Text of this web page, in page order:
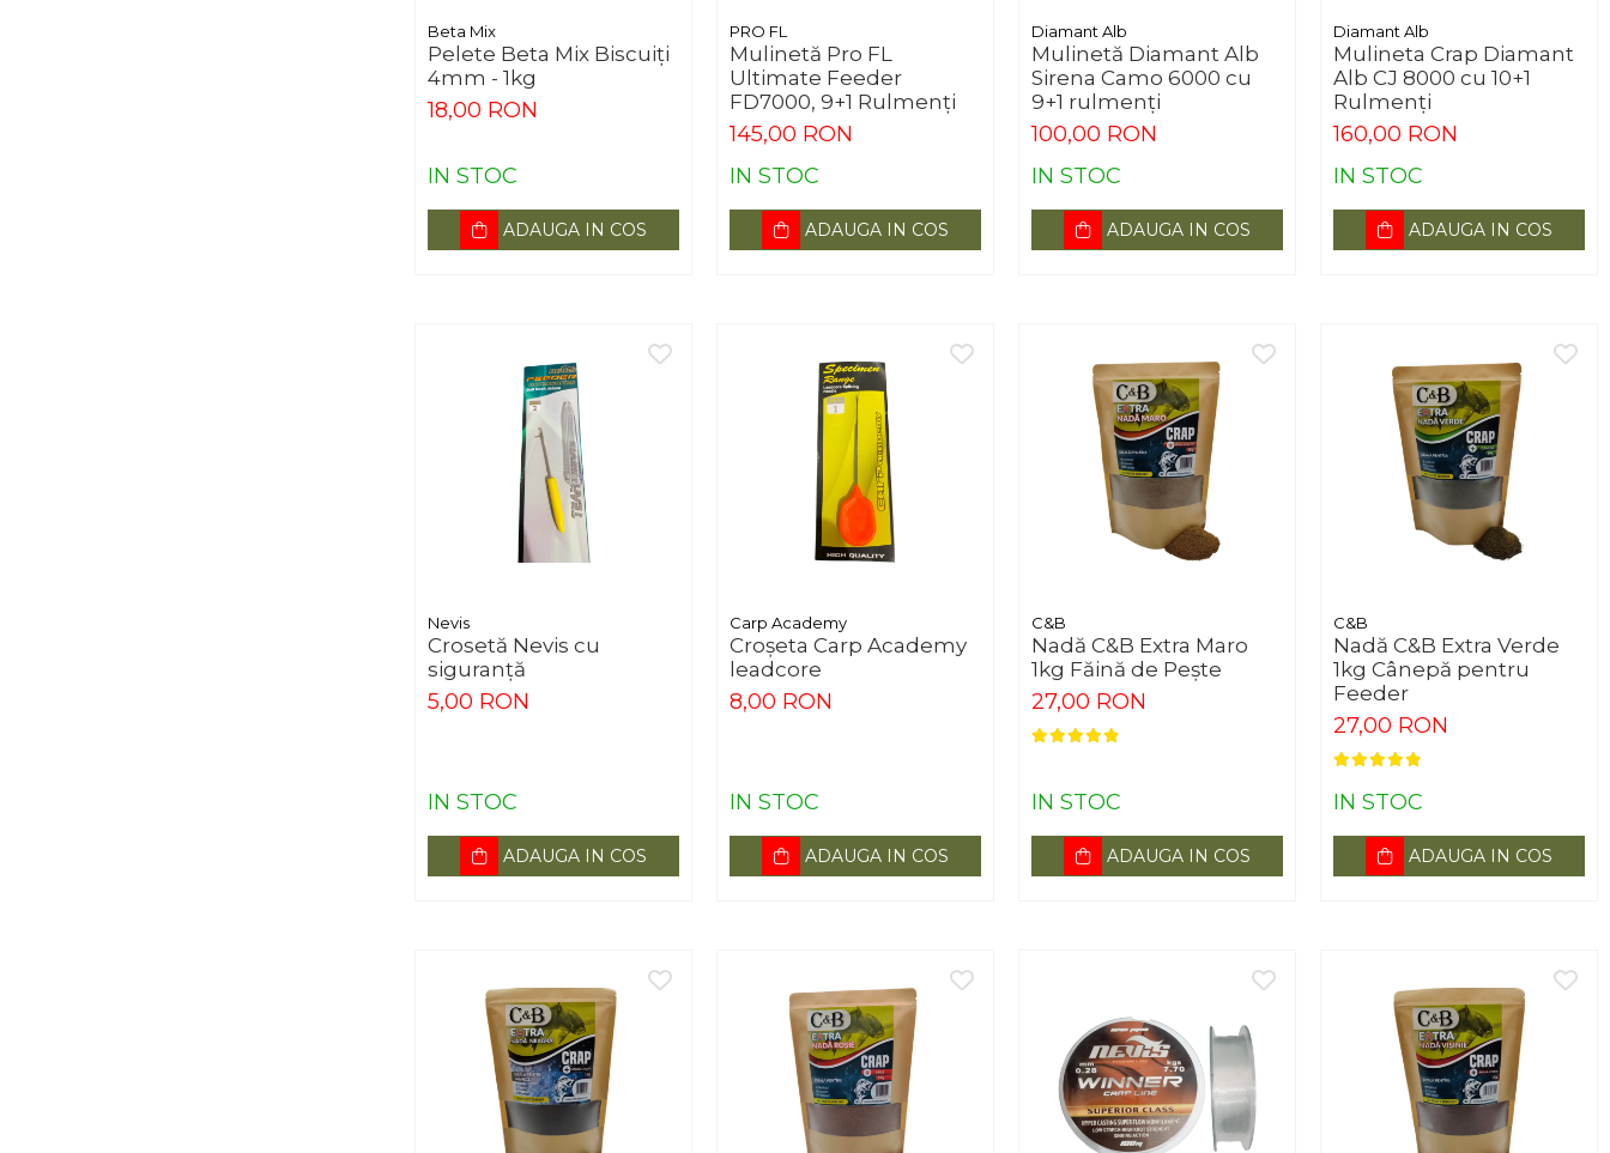
Beta Mix
Pelete Beta Mix Biscuiți
4mm - 1kg
18,00 RON
IN STOC
ADAUGA IN COS
PRO FL
Mulinetă Pro FL
Ultimate Feeder
FD7000, 9+1 Rulmenți
145,00 RON
IN STOC
ADAUGA IN COS
Diamant Alb
Mulinetă Diamant Alb
Sirena Camo 6000 cu
9+1 rulmenți
100,00 RON
IN STOC
ADAUGA IN COS
Diamant Alb
Mulineta Crap Diamant
Alb CJ 8000 cu 10+1
Rulmenți
160,00 RON
IN STOC
ADAUGA IN COS
Nevis
Crosetă Nevis cu
siguranță
5,00 RON
IN STOC
ADAUGA IN COS
Carp Academy
Croșeta Carp Academy
leadcore
8,00 RON
IN STOC
ADAUGA IN COS
C&B
Nadă C&B Extra Maro
1kg Făină de Pește
27,00 RON
IN STOC
ADAUGA IN COS
C&B
Nadă C&B Extra Verde
1kg Cânepă pentru
Feeder
27,00 RON
IN STOC
ADAUGA IN COS